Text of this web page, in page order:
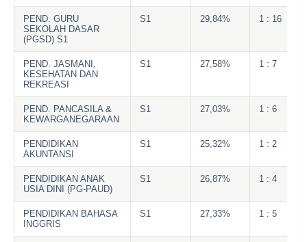
PEND. GURU
SEKOLAH DASAR
(PGSD) S1
S1 29,84% 1 : 16
PEND. JASMANI,
KESEHATAN DAN
REKREASI
S1 27,58% 1 : 7
PEND. PANCASILA &
KEWARGANEGARAAN
S1 27,03% 1 : 6
PENDIDIKAN
AKUNTANSI
S1 25,32% 1 : 2
PENDIDIKAN ANAK
USIA DINI (PG-PAUD)
S1 26,87% 1 : 4
PENDIDIKAN BAHASA
INGGRIS
S1 27,33% 1 : 5